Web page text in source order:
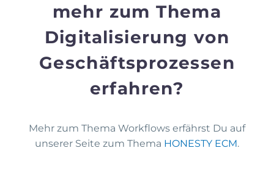
mehr zum Thema
Digitalisierung von
Geschäftsprozessen
erfahren?
Mehr zum Thema Workflows erfährst Du auf
unserer Seite zum Thema HONESTY ECM.